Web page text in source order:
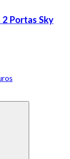
Portas Sky